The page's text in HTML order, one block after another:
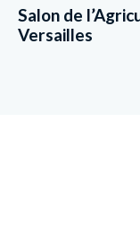
Salon de
Versailles